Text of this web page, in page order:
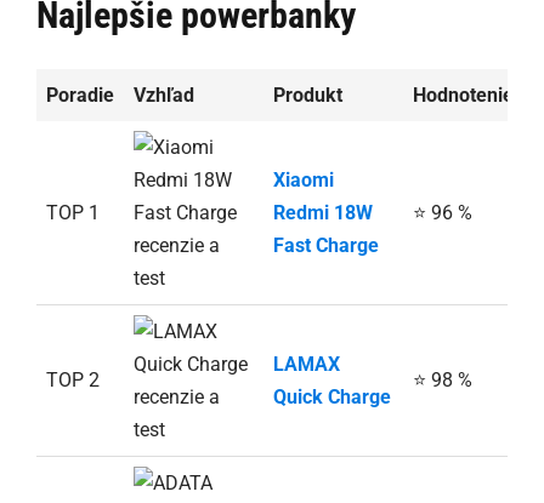
Najlepšie powerbanky
Poradie Vzhľad Produkt Hodnotenie
TOP 1
Xiaomi
Redmi 18W
Fast Charge
⭐ 96 %
TOP 2
LAMAX
Quick Charge
⭐ 98 %